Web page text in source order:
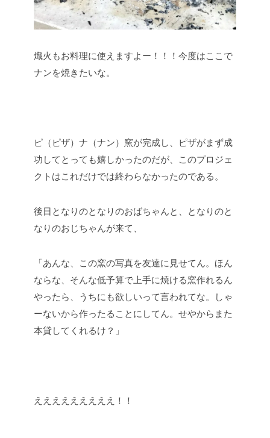
熾火もお料理に使えますよー！！！今度はここで
ナンを焼きたいな。
ピ（ピザ）ナ（ナン）窯が完成し、ピザがまず成
功してとっても嬉しかったのだが、このプロジェ
クトはこれだけでは終わらなかったのである。
後日となりのとなりのおばちゃんと、となりのと
なりのおじちゃんが来て、
「あんな、この窯の写真を友達に見せてん。ほん
ならな、そんな低予算で上手に焼ける窯作れるん
やったら、うちにも欲しいって言われてな。しゃ
ーないから作ったることにしてん。せやからまた
本貸してくれるけ？」
えええええええええ！！